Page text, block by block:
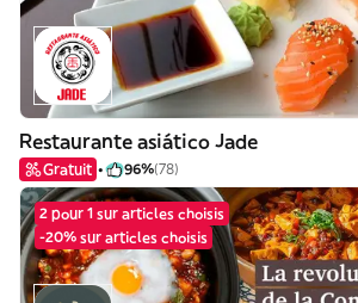
Restaurante asiático Jade
Gratuit 96%(78)
2 pour 1 sur articles choisis
-20% sur articles choisis